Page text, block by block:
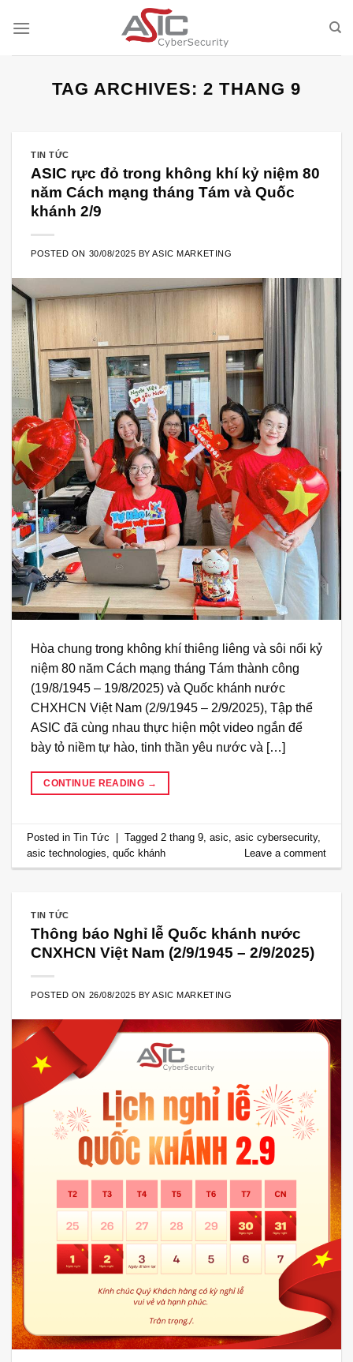
TAG ARCHIVES:2 THANG 9
TIN TỨC
ASIC rực đỏ trong không khí kỷ niệm 80
năm Cách mạng tháng Tám và Quốc
khánh 2/9
POSTED ON 30/08/2025 BYASIC MARKETING
Hòa chung trong không khí thiêng liêng và sôi nổi kỷ
niệm 80 năm Cách mạng tháng Tám thành công
(19/8/1945 – 19/8/2025) và Quốc khánh nước
CHXHCN Việt Nam (2/9/1945 – 2/9/2025), Tập thể
ASIC đã cùng nhau thực hiện một video ngắn để
bày tỏ niềm tự hào, tinh thần yêu nước và […]
CONTINUE READING →
Posted inTin Tức Tagged 2 thang 9 ,asic ,asic cybersecurity,
asic technologies ,quốc khánh Leave a comment
TIN TỨC
Thông báo Nghỉ lễ Quốc khánh nước
CNXHCN Việt Nam (2/9/1945 – 2/9/2025)
POSTED ON 26/08/2025 BYASIC MARKETING